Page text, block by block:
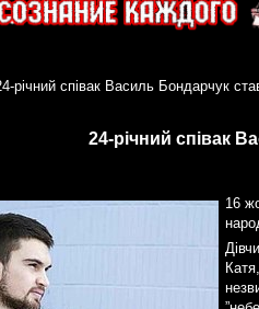
річний співак Василь Бондарчук
24-річний співак
16